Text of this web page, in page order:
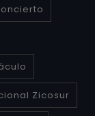
Zicosur